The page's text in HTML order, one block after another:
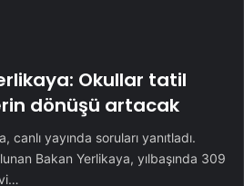
Okullar tatil
dönüşü artacak
canlı yayında soruları yanıtladı.
Bakan Yerlikaya, yılbaşında 309